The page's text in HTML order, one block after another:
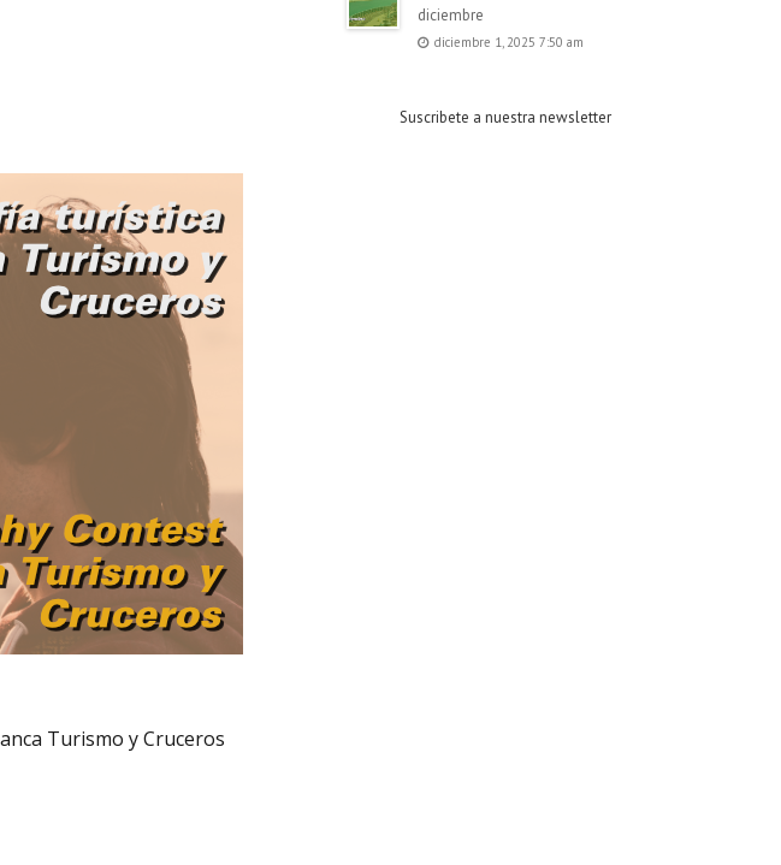
Turismo y Cruceros
diciembre
diciembre 1, 2025 7:50 am
Suscribete a nuestra newsletter